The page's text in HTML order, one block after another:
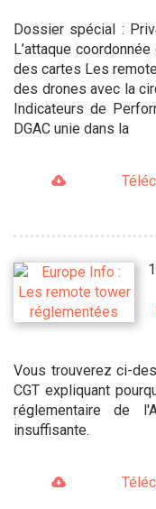
Dossier spécial :
L’attaque
des cartes Les
des drones avec la
Indicateurs de
DGAC unie dans la
Vous trouverez ci-
CGT expliquant
réglementaire de
insuffisante.